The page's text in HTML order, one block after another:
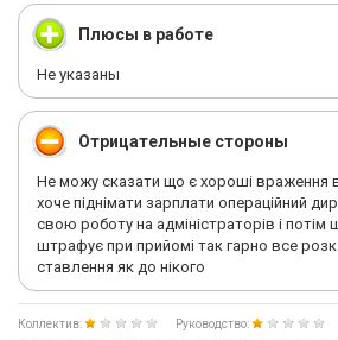
Плюсы в работе
Не указаны
Отрицательные стороны
Не можу сказати що є хороші враження
хоче піднімати зарплати операційний
свою роботу на адміністраторів і потім
штрафує при прийомі так гарно все
ставлення як до нікого
Коллектив:
Руководство: